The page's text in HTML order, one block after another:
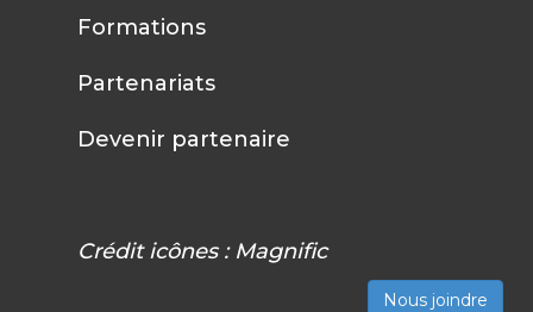
Formations
Partenariats
Devenir partenaire
Crédit icônes : Magnific
Nous joindre